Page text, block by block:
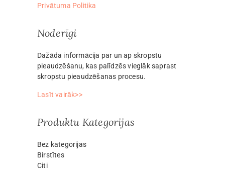
Privātuma Politika
Noderīgi
Dažāda informācija par un ap skropstu
pieaudzēšanu, kas palīdzēs vieglāk saprast
skropstu pieaudzēšanas procesu.
Lasīt vairāk>>
Produktu Kategorijas
Bez kategorijas
Birstītes
Citi